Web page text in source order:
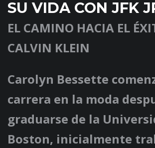
SU VIDA CON JFK
EL CAMINO HACIA EL
CALVIN KLEIN
Carolyn Bessette
carrera en la moda
graduarse de la
Boston, inicialmente